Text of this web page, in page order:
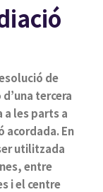
de
tercera
a les parts a
acordada. En
utilitzada
entre
i el centre